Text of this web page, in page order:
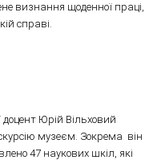
визнання щоденної праці,
справі.
доцент Юрій Вільховий
музеєм. Зокрема він
47 наукових шкіл, які